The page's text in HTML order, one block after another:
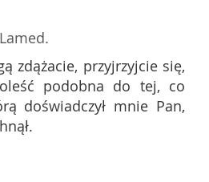
Lamed.
zdążacie, przyjrzyjcie się,
podobna do tej, co
doświadczył mnie Pan,